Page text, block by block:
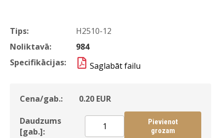
Tips:
H2510-12
Noliktavā:
984
Specifikācijas:
Saglabāt failu
Cena/gab.: 0.20 EUR
Daudzums
[gab.]:
Pievienot
grozam